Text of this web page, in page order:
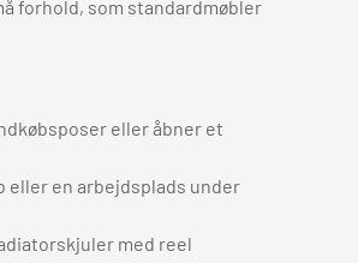
forhold, som standardmøbler
eller åbner et
eller en arbejdsplads under
med reel